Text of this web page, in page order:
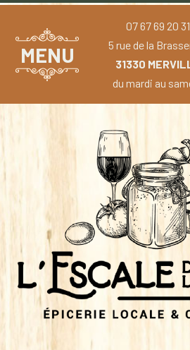
MENU
07 67 69 20 31
5 rue de la
31330
du mardi au